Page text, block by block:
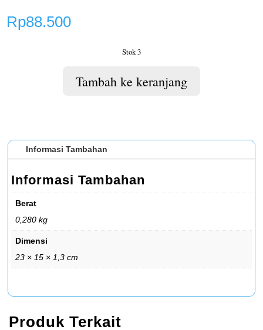
Rp88.500
Stok 3
Tambah ke keranjang
Informasi Tambahan
Informasi Tambahan
Berat
0,280 kg
Dimensi
23 × 15 × 1,3 cm
Produk Terkait